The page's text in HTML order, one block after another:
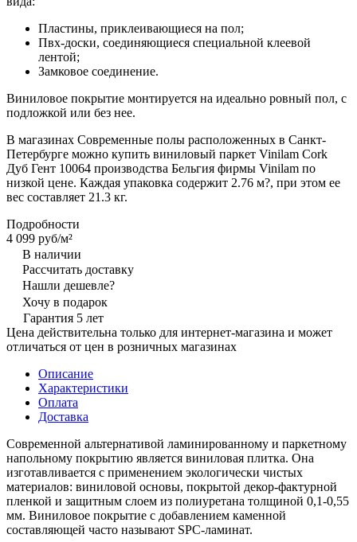
Пластины, приклеивающиеся на пол;
Пвх-доски, соединяющиеся специальной клеевой
лентой;
Замковое соединение.
Виниловое покрытие монтируется на идеально ровный пол, с
подложкой или без нее.
В магазинах Современные полы расположенных в Санкт-
Петербурге можно купить виниловый паркет Vinilam Cork
Дуб Гент 10064 производства Бельгия фирмы Vinilam по
низкой цене. Каждая упаковка содержит 2.76 м?, при этом ее
вес составляет 21.3 кг.
Подробности
4 099 руб/м²
В наличии
Рассчитать доставку
Нашли дешевле?
Хочу в подарок
Гарантия 5 лет
Цена действительна только для интернет-магазина и может
отличаться от цен в розничных магазинах
Описание
Характеристики
Оплата
Доставка
Современной альтернативой ламинированному и паркетному
напольному покрытию является виниловая плитка. Она
изготавливается с применением экологически чистых
материалов: виниловой основы, покрытой декор-фактурной
пленкой и защитным слоем из полиуретана толщиной 0,1-0,55
мм. Виниловое покрытие с добавлением каменной
составляющей часто называют SPC-ламинат.